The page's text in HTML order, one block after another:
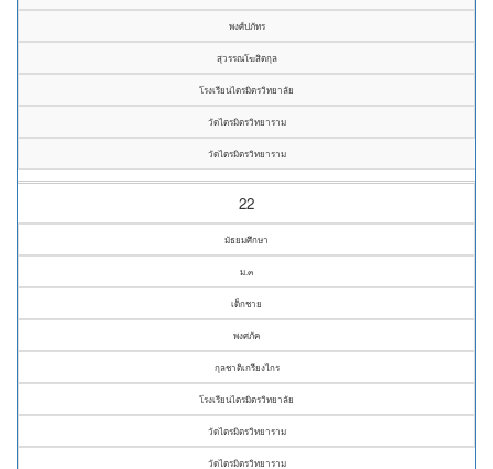
พงศ์ปภัทร
สุวรรณโฆสิตกุล
โรงเรียนไตรมิตรวิทยาลัย
วัดไตรมิตรวิทยาราม
วัดไตรมิตรวิทยาราม
22
มัธยมศึกษา
ม.๓
เด็กชาย
พงศภัค
กุลชาติเกรียงไกร
โรงเรียนไตรมิตรวิทยาลัย
วัดไตรมิตรวิทยาราม
วัดไตรมิตรวิทยาราม